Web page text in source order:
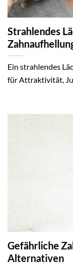
Strahlendes
Ein strahlendes
für Attraktivität,
Gefährliche
Alternativen